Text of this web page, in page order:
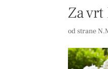
Za
od strane